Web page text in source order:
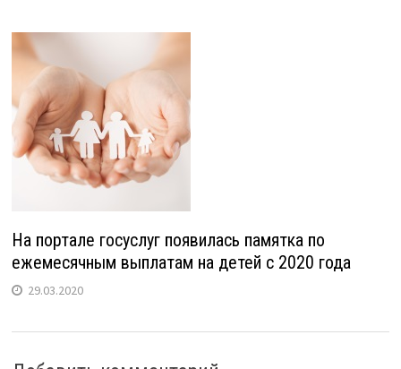
На портале госуслуг появилась памятка по
ежемесячным выплатам на детей с 2020 года
29.03.2020